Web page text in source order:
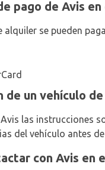
pago de Avis
alquiler se pueden
de un vehículo
las instrucciones
del vehículo antes
con Avis en